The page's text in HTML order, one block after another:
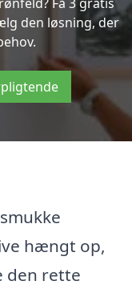
den løsning, der
hængt op,
den rette